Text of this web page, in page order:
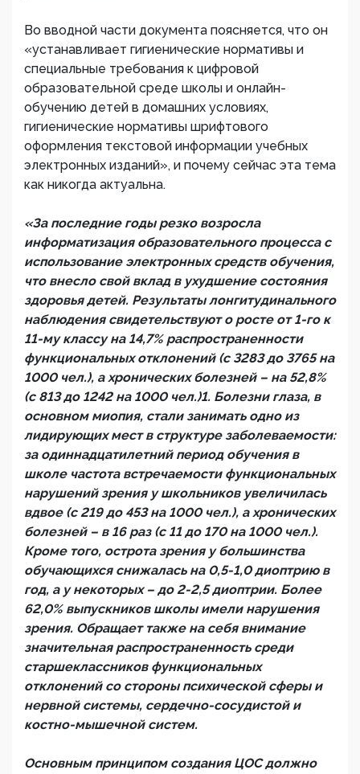
Во вводной части документа поясняется, что он
«устанавливает гигиенические нормативы и
специальные требования к цифровой
образовательной среде школы и онлайн-
обучению детей в домашних условиях,
гигиенические нормативы шрифтового
оформления текстовой информации учебных
электронных изданий», и почему сейчас эта тема
как никогда актуальна.
«За последние годы резко возросла
информатизация образовательного процесса с
использование электронных средств обучения,
что внесло свой вклад в ухудшение состояния
здоровья детей. Результаты лонгитудинального
наблюдения свидетельствуют о росте от 1-го к
11-му классу на 14,7% распространенности
функциональных отклонений (с 3283 до 3765 на
1000 чел.), а хронических болезней – на 52,8%
(с 813 до 1242 на 1000 чел.)1. Болезни глаза, в
основном миопия, стали занимать одно из
лидирующих мест в структуре заболеваемости:
за одиннадцатилетний период обучения в
школе частота встречаемости функциональных
нарушений зрения у школьников увеличилась
вдвое (с 219 до 453 на 1000 чел.), а хронических
болезней – в 16 раз (с 11 до 170 на 1000 чел.).
Кроме того, острота зрения у большинства
обучающихся снижалась на 0,5-1,0 диоптрию в
год, а у некоторых – до 2-2,5 диоптрии. Более
62,0% выпускников школы имели нарушения
зрения. Обращает также на себя внимание
значительная распространенность среди
старшеклассников функциональных
отклонений со стороны психической сферы и
нервной системы, сердечно-сосудистой и
костно-мышечной систем.
Основным принципом создания ЦОС должно